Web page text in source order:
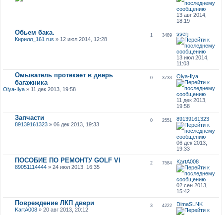
13 авг 2014,
18:19
Обьем бака.
Кирилл_161 rus » 12 июл 2014, 12:28
1 3489 sserj
13 июл 2014,
11:03
Омыватель протекает в дверь
багажника
Olya-Ilya» 11 дек 2013, 19:58
0 3733 Olya-Ilya
11 дек 2013,
19:58
Запчасти
89139161323» 06 дек 2013, 19:33
0 2551 89139161323
06 дек 2013,
19:33
ПОСОБИЕ ПО РЕМОНТУ GOLF VI
89051114444» 24 июл 2013, 16:35
2 7584 KartA008
02 сен 2013,
15:42
Повреждение ЛКП двери
KartA008» 20 авг 2013, 20:12
3 4222 DimaSLNK